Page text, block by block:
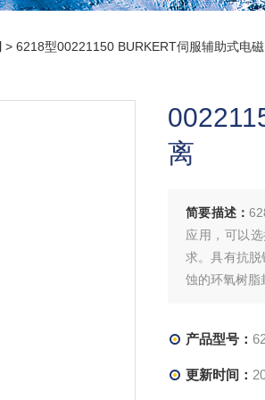
> 6218型00221150 BURKERT伺服辅助式电
离
简要描述：
应用，可以
求。具有抗
蚀的环氧树脂
产品型号：
更新时间：